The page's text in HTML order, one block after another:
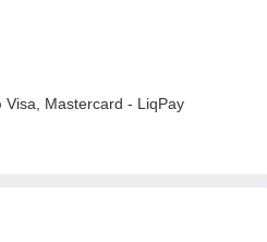
Mastercard - LiqPay